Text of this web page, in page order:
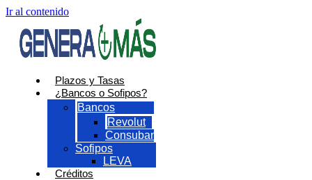
Ir al contenido
Plazos y Tasas
¿Bancos o Sofipos?
Bancos
Revolut
Consubanco
Sofipos
LEVA
Créditos